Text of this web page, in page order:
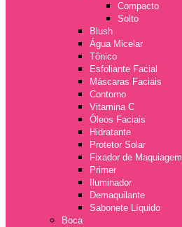
Compacto
Solto
Blush
Água Micelar
Tônico
Esfoliante Facial
Máscaras Faciais
Contorno
Vitamina C
Óleos Faciais
Hidratante
Protetor Solar
Fixador de Maquiagem
Primer
Iluminador
Demaquilante
Sabonete Líquido
Boca